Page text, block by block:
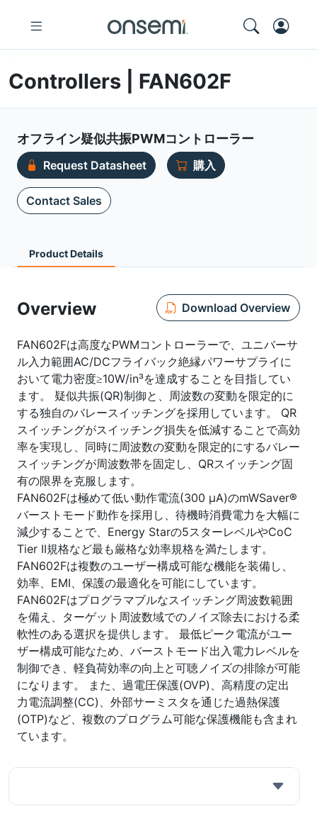
Controllers | FAN602F
オフライン疑似共振PWMコントローラー
Request Datasheet 購入
Contact Sales
Product Details
Overview Download Overview
FAN602Fは高度なPWMコントローラーで、ユニバーサ
ル入力範囲AC/DCフライバック絶縁パワーサプライに
おいて電力密度≥10W/in³を達成することを目指してい
ます。 疑似共振(QR)制御と、周波数の変動を限定的に
する独自のバレースイッチングを採用しています。 QR
スイッチングがスイッチング損失を低減することで高効
率を実現し、同時に周波数の変動を限定的にするバレー
スイッチングが周波数帯を固定し、QRスイッチング固
有の限界を克服します。
FAN602Fは極めて低い動作電流(300 µA)のmWSaver®
バーストモード動作を採用し、待機時消費電力を大幅に
減少することで、Energy Starの5スターレベルやCoC
Tier II規格など最も厳格な効率規格を満たします。
FAN602Fは複数のユーザー構成可能な機能を装備し、
効率、EMI、保護の最適化を可能にしています。
FAN602Fはプログラマブルなスイッチング周波数範囲
を備え、ターゲット周波数域でのノイズ除去における柔
軟性のある選択を提供します。 最低ピーク電流がユー
ザー構成可能なため、バーストモード出入電力レベルを
制御でき、軽負荷効率の向上と可聴ノイズの排除が可能
になります。 また、過電圧保護(OVP)、高精度の定出
力電流調整(CC)、外部サーミスタを通じた過熱保護
(OTP)など、複数のプログラム可能な保護機能も含まれ
ています。